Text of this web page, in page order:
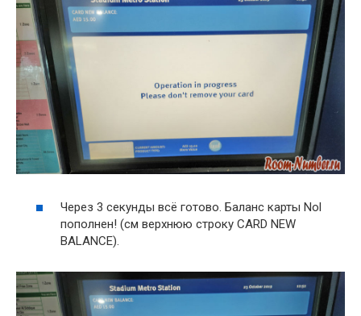
Через 3 секунды всё готово. Баланс карты Nol
пополнен! (см верхнюю строку CARD NEW
BALANCE).